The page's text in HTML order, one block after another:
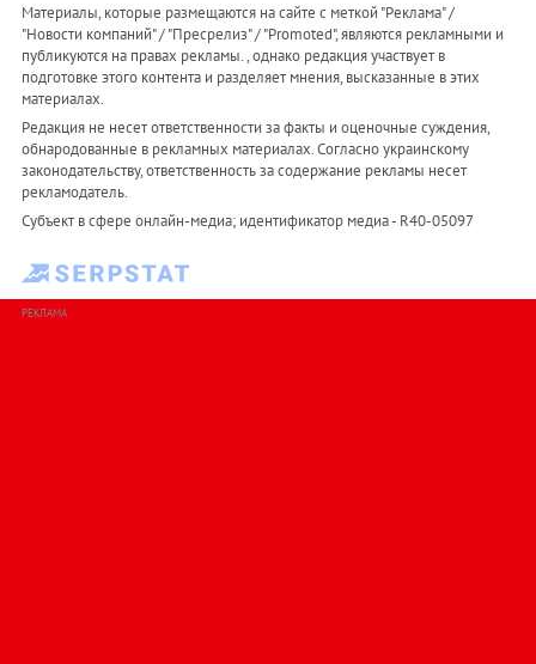
Материалы, которые размещаются на сайте с меткой "Реклама" /
"Новости компаний" / "Пресрелиз" / "Promoted", являются рекламными и
публикуются на правах рекламы. , однако редакция участвует в
подготовке этого контента и разделяет мнения, высказанные в этих
материалах.
Редакция не несет ответственности за факты и оценочные суждения,
обнародованные в рекламных материалах. Согласно украинскому
законодательству, ответственность за содержание рекламы несет
рекламодатель.
Субъект в сфере онлайн-медиа; идентификатор медиа - R40-05097
РЕКЛАМА